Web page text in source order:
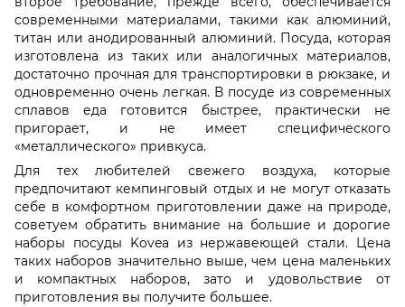
современными материалами, такими как алюминий,
титан или анодированный алюминий. Посуда, которая
изготовлена из таких или аналогичных материалов,
достаточно прочная для транспортировки в рюкзаке, и
одновременно очень легкая. В посуде из современных
сплавов еда готовится быстрее, практически не
пригорает, и не имеет специфического
«металлического» привкуса.
Для тех любителей свежего воздуха, которые
предпочитают кемпинговый отдых и не могут отказать
себе в комфортном приготовлении даже на природе,
советуем обратить внимание на большие и дорогие
наборы посуды Kovea из нержавеющей стали. Цена
таких наборов значительно выше, чем цена маленьких
и компактных наборов, зато и удовольствие от
приготовления вы получите большее.